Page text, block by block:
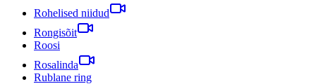
Rohelised niidud
Rongisõit
Roosi
Rosalinda
Rublane ring